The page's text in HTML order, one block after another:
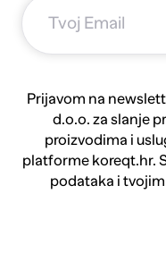
Prijavom na
d.o.o. za slanje
proizvodima i
platforme koreqt.hr.
podataka i